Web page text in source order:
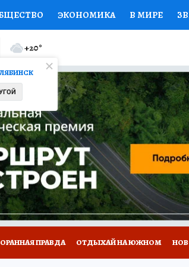
ЭКОНОМИКА В МИРЕ
НАЦИОНАЛЬНЫЕ ПРОЕКТЫ
Я ЗНАЮ СЕМЬЯ ЖЕНСКИЕ
СПЕЦПРОЕКТЫ ДЕФИЦИТ
КОНКУРСЫ РАБОТА У НАС ГИД
+20°
ПРАВДА ОТДЫХАЙ НА ЮЖНОМ